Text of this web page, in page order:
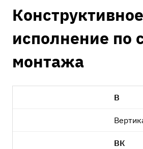
Конструктивное
исполнение по
монтажа
В
ВК